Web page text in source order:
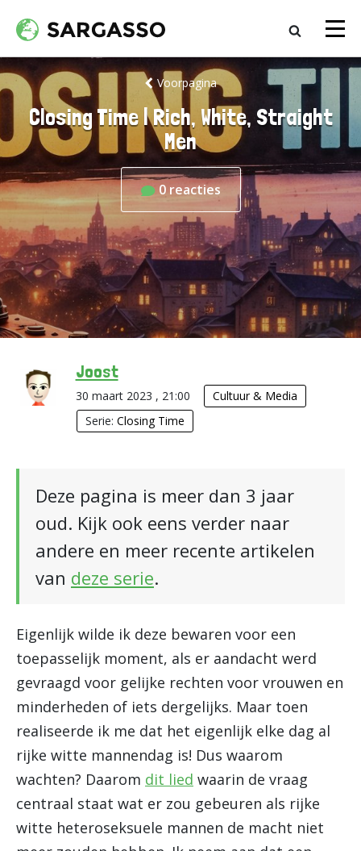
Voorpagina
Closing Time | Rich, White, Straight
Men
0reacties
Joost
30 maart 2023 , 21:00
Cultuur & Media
Serie: Closing Time
Deze pagina is meer dan 3 jaar
oud. Kijk ook eens verder naar
andere en meer recente artikelen
van deze serie.
Eigenlijk wilde ik deze bewaren voor een
toepasselijk moment, als er aandacht werd
gevraagd voor gelijke rechten voor vrouwen en
minderheden of iets dergelijks. Maar toen
realiseerde ik me dat het eigenlijk elke dag al
rijke witte mannendag is! Dus waarom
wachten? Daarom dit lied waarin de vraag
centraal staat wat er zou gebeuren als rijke
witte heteroseksuele mannen de macht niet